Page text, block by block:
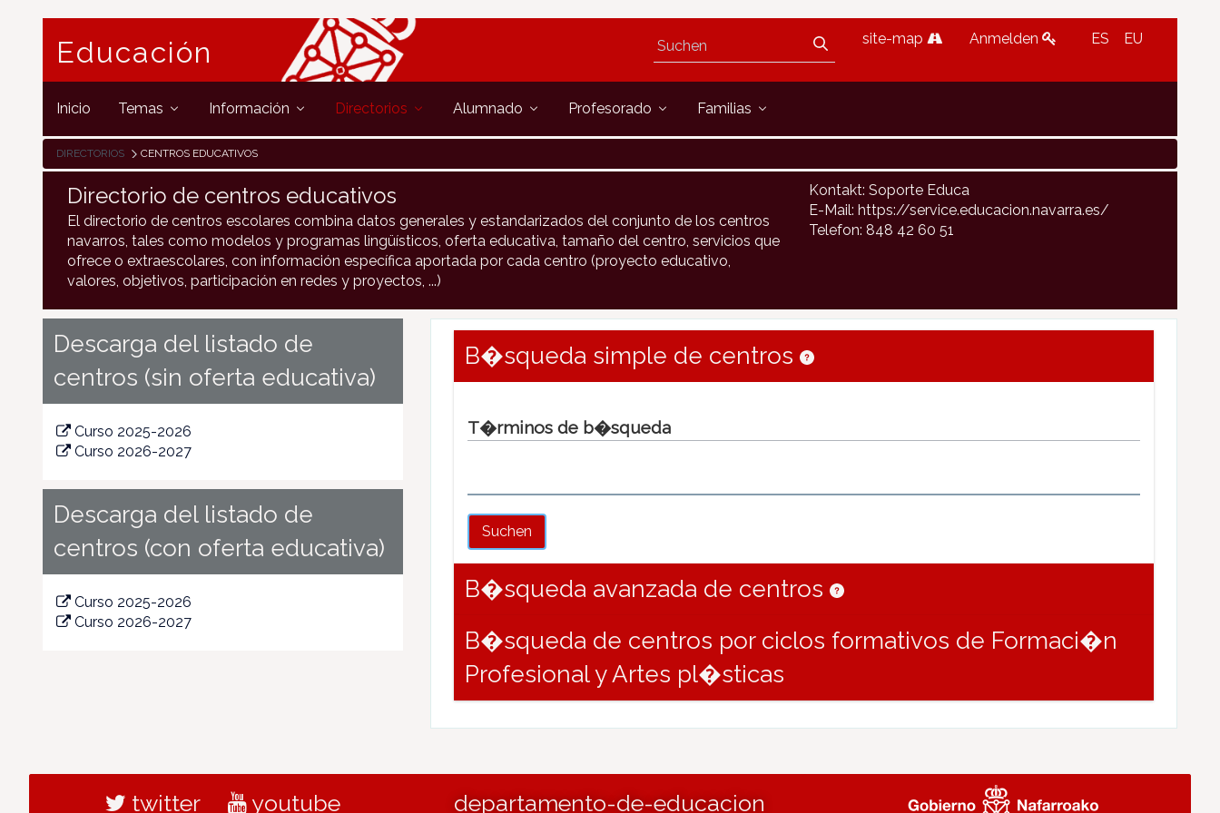
Educación site-map Anmelden ES EU
Inicio Temas Información Directorios Alumnado Profesorado Familias
DIRECTORIOS CENTROS EDUCATIVOS
Directorio de centros educativos
El directorio de centros escolares combina datos generales y estandarizados del conjunto de los centros
navarros, tales como modelos y programas lingüísticos, oferta educativa, tamaño del centro, servicios que
ofrece o extraescolares, con información específica aportada por cada centro (proyecto educativo,
valores, objetivos, participación en redes y proyectos, ...)
Kontakt: Soporte Educa
E-Mail: https://service.educacion.navarra.es/
Telefon: 848 42 60 51
Descarga del listado de
centros (sin oferta educativa)
Curso 2025-2026
Curso 2026-2027
Descarga del listado de
centros (con oferta educativa)
Curso 2025-2026
Curso 2026-2027
B�squeda simple de centros
T�rminos de b�squeda
Suchen
B�squeda avanzada de centros
B�squeda de centros por ciclos formativos de Formaci�n
Profesional y Artes pl�sticas
twitter youtube departamento-de-educacion